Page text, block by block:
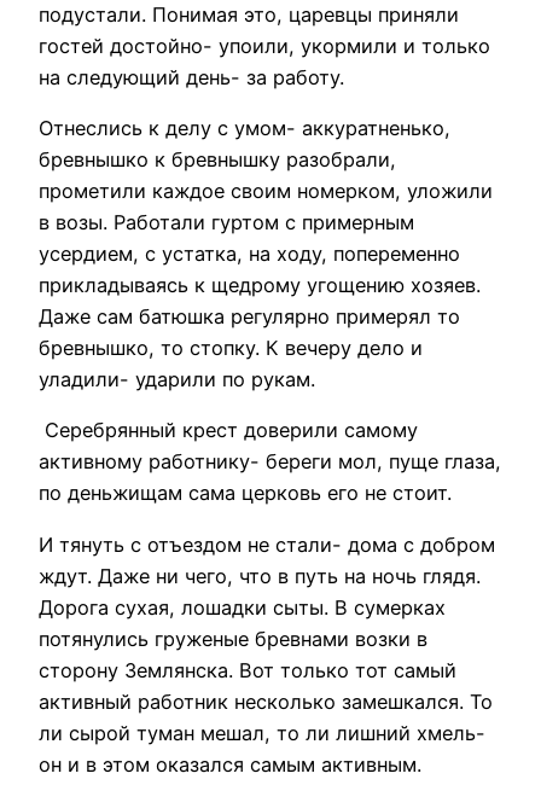
подустали. Понимая это, царевцы приняли
гостей достойно- упоили, укормили и только
на следующий день- за работу.
Отнеслись к делу с умом- аккуратненько,
бревнышко к бревнышку разобрали,
прометили каждое своим номерком, уложили
в возы. Работали гуртом с примерным
усердием, с устатка, на ходу, попеременно
прикладываясь к щедрому угощению хозяев.
Даже сам батюшка регулярно примерял то
бревнышко, то стопку. К вечеру дело и
уладили- ударили по рукам.
Серебрянный крест доверили самому
активному работнику- береги мол, пуще глаза,
по деньжищам сама церковь его не стоит.
И тянуть с отъездом не стали- дома с добром
ждут. Даже ни чего, что в путь на ночь глядя.
Дорога сухая, лошадки сыты. В сумерках
потянулись груженые бревнами возки в
сторону Землянска. Вот только тот самый
активный работник несколько замешкался. То
ли сырой туман мешал, то ли лишний хмель-
он и в этом оказался самым активным.